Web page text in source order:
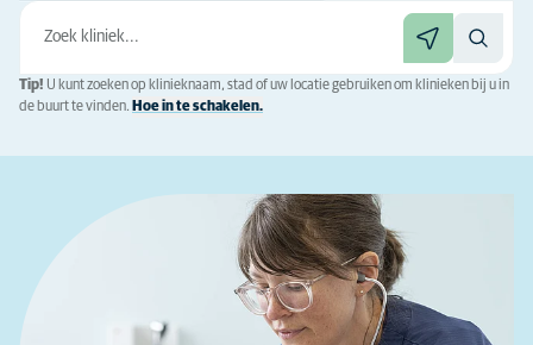
Tip! U kunt zoeken op klinieknaam, stad of uw locatie gebruiken om klinieken bij u in
de buurt te vinden. Hoe in te schakelen.